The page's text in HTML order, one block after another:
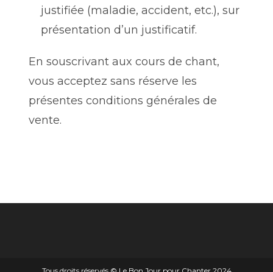
justifiée (maladie, accident, etc.), sur
présentation d’un justificatif.
En souscrivant aux cours de chant,
vous acceptez sans réserve les
présentes conditions générales de
vente.